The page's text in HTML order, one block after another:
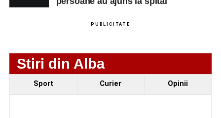
importante la nivel juvenil
Cum s-a produs accidentul rutier de pe DN 67C, în
PUBLICITATE
Stiri din Alba
Sport Curier Opinii